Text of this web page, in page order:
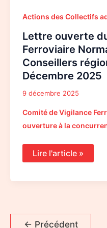
Actions des Collectifs
Lettre ouverte
Ferroviaire
Conseillers
Décembre 2025
9 décembre 2025
Comité de Vigilance
ouverture à la
Lire l'article »
← Précédent